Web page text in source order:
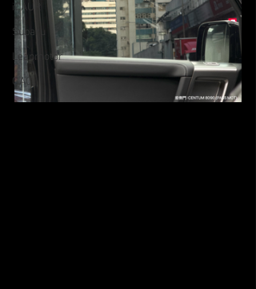
iCAUR
Subaru
Leapmotor
GAC